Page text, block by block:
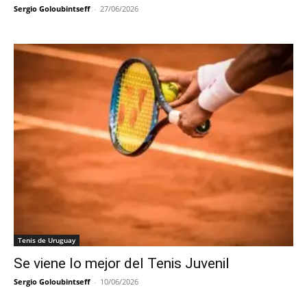
Sergio Goloubintseff - 27/06/2026
Tenis de Uruguay
Se viene lo mejor del Tenis Juvenil
Sergio Goloubintseff - 10/06/2026